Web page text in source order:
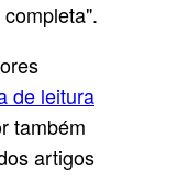
de leitura
também
artigos